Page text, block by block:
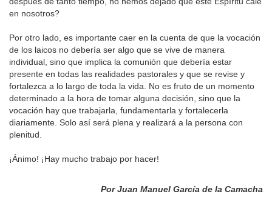
en nosotros?
Por otro lado, es importante caer en la cuenta de que la vocación
de los laicos no debería ser algo que se vive de manera
individual, sino que implica la comunión que debería estar
presente en todas las realidades pastorales y que se revise y
fortalezca a lo largo de toda la vida. No es fruto de un momento
determinado a la hora de tomar alguna decisión, sino que la
vocación hay que trabajarla, fundamentarla y fortalecerla
diariamente. Solo así será plena y realizará a la persona con
plenitud.
¡Ánimo! ¡Hay mucho trabajo por hacer!
Por Juan Manuel García de la Camacha